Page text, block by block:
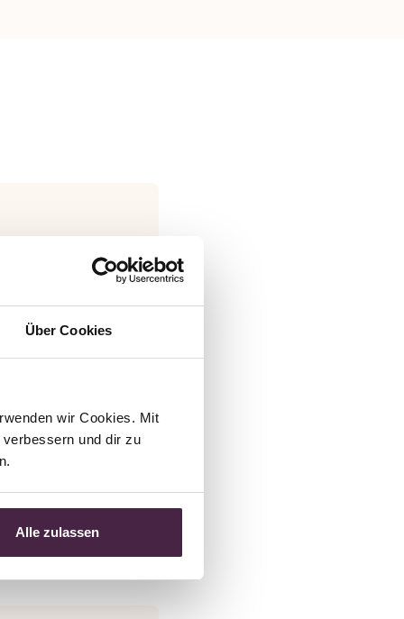
Über Cookies
wir Cookies. Mit
und dir zu
Alle zulassen
einer